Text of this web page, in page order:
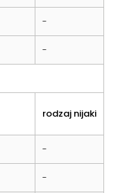
-
-
rodzaj nijaki
-
-